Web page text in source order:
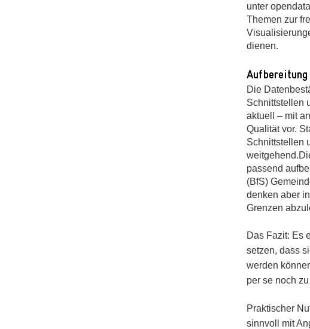
unter
Themen zur
dienen.
Die
Schnittstellen
aktuell – mit
Qualität vor.
Schnittstellen
passend
(BfS)
denken aber
Grenzen
Das Fazit: Es
setzen, dass
werden
per se noch
Praktischer
sinnvoll mit